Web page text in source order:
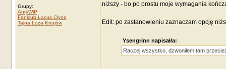
Grupy:
AntyWiP
Fanklub Lacus Clyne
Tajna Loża Knujów
niższy - bo po prostu moje wymagania
Edit: po zastanowieniu zaznaczam opcję
Ysengrinn napisał/a:
Raczej wszystko, dzwoniłem tam